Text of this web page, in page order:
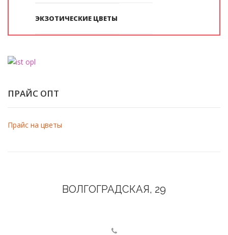
ЭКЗОТИЧЕСКИЕ ЦВЕТЫ
ПРАЙС ОПТ
Прайс на цветы
ВОЛГОГРАДСКАЯ, 29